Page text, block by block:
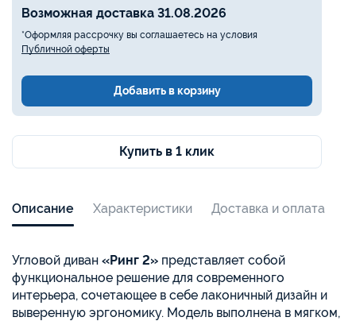
Возможная доставка 31.08.2026
*Оформляя рассрочку вы соглашаетесь на условия
Публичной оферты
Добавить в корзину
Купить в 1 клик
Описание Характеристики Доставка и оплата
Угловой диван «Ринг 2» представляет собой
функциональное решение для современного
интерьера, сочетающее в себе лаконичный дизайн и
выверенную эргономику. Модель выполнена в мягком,